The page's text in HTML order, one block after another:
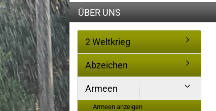
ÜBER UNS
2 Weltkrieg
Abzeichen
Armeen
Armeen anzeigen